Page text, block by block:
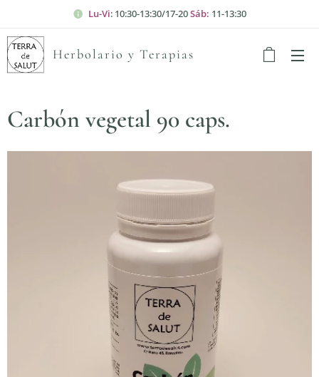
Lu-Vi: 10:30-13:30/17-20Sáb: 11-13:30
Herbolario y Terapias
Carbón vegetal 90 caps.